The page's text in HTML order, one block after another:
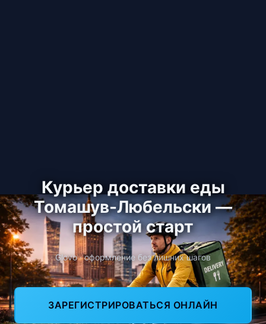
Курьер доставки еды
Томашув-Любельски —
простой старт
Glovo · оформление без лишних шагов
ЗАРЕГИСТРИРОВАТЬСЯ ОНЛАЙН